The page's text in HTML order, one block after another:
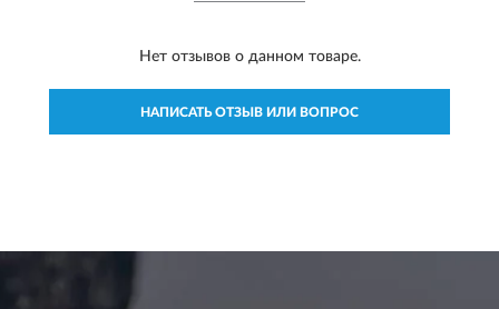
Нет отзывов о данном товаре.
НАПИСАТЬ ОТЗЫВ ИЛИ ВОПРОС